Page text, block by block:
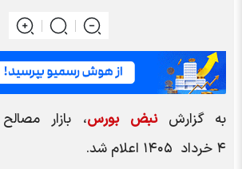
به گزارشنبض بورس، بازار
۴ خرداد ۱۴۰۵ اعلام شد.